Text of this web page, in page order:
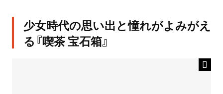
少女時代の思い出と憧れがよみがえ
る『喫茶 宝石箱』